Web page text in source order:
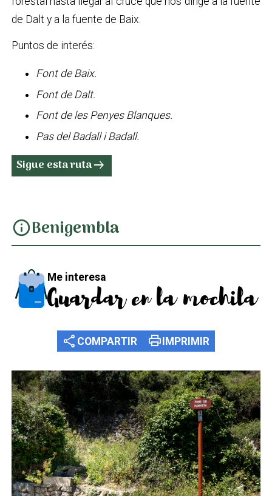
de Dalt y a la fuente de Baix.
Puntos de interés:
Font de Baix.
Font de Dalt.
Font de les Penyes Blanques.
Pas del Badall i Badall.
Sigue esta rutaarrow_right_alt
infoBenigembla
Me interesa
Guardar en la mochila
share COMPARTIR printIMPRIMIR